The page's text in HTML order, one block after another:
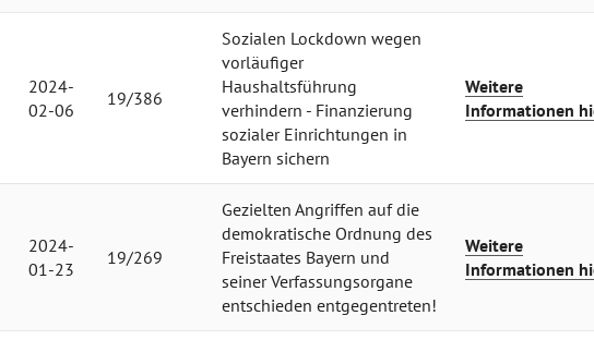
2024-
02-06
19/386
Sozialen Lockdown wegen
vorläufiger
Haushaltsführung
verhindern - Finanzierung
sozialer Einrichtungen in
Bayern sichern
Weitere
Informationen
2024-
01-23
19/269
Gezielten Angriffen auf die
demokratische Ordnung des
Freistaates Bayern und
seiner Verfassungsorgane
entschieden entgegentreten!
Weitere
Informationen